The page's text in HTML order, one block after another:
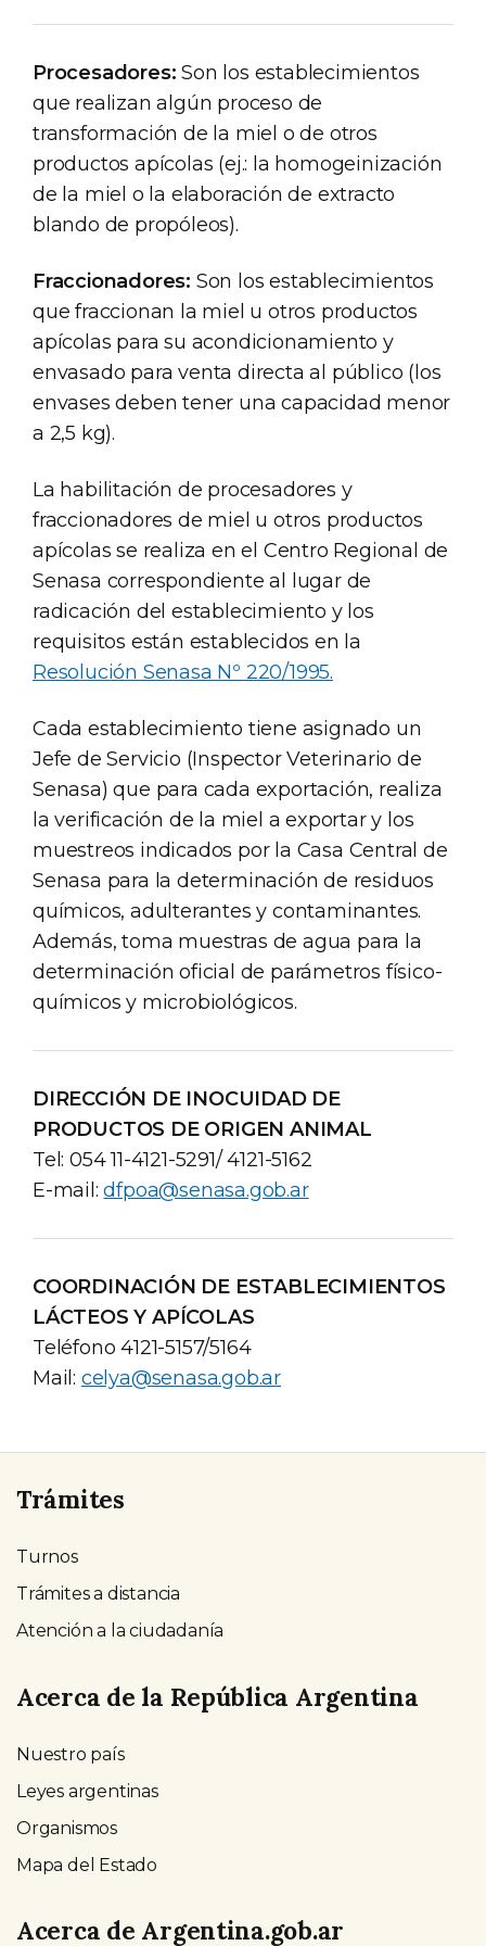
Procesadores: Son los establecimientos
que realizan algún proceso de
transformación de la miel o de otros
productos apícolas (ej.: la homogeinización
de la miel o la elaboración de extracto
blando de propóleos).
Fraccionadores: Son los establecimientos
que fraccionan la miel u otros productos
apícolas para su acondicionamiento y
envasado para venta directa al público (los
envases deben tener una capacidad menor
a 2,5 kg).
La habilitación de procesadores y
fraccionadores de miel u otros productos
apícolas se realiza en el Centro Regional de
Senasa correspondiente al lugar de
radicación del establecimiento y los
requisitos están establecidos en la
Resolución Senasa Nº 220/1995.
Cada establecimiento tiene asignado un
Jefe de Servicio (Inspector Veterinario de
Senasa) que para cada exportación, realiza
la verificación de la miel a exportar y los
muestreos indicados por la Casa Central de
Senasa para la determinación de residuos
químicos, adulterantes y contaminantes.
Además, toma muestras de agua para la
determinación oficial de parámetros físico-
químicos y microbiológicos.
DIRECCIÓN DE INOCUIDAD DE
PRODUCTOS DE ORIGEN ANIMAL
Tel: 054 11-4121-5291/ 4121-5162
E-mail:dfpoa@senasa.gob.ar
COORDINACIÓN DE ESTABLECIMIENTOS
LÁCTEOS Y APÍCOLAS
Teléfono 4121-5157/5164
Mail: celya@senasa.gob.ar
Trámites
Turnos
Trámites a distancia
Atención a la ciudadanía
Acerca de la República Argentina
Nuestro país
Leyes argentinas
Organismos
Mapa del Estado
Acerca de Argentina.gob.ar